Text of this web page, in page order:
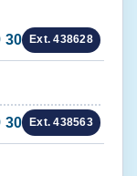
30 Ext. 438628
30 Ext. 438563